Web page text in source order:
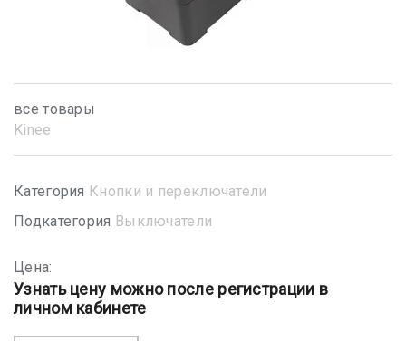
все товары
Kinee
Категория Кнопки и переключатели
Подкатегория Выключатели
Цена:
Узнать цену можно после регистрации в
личном кабинете